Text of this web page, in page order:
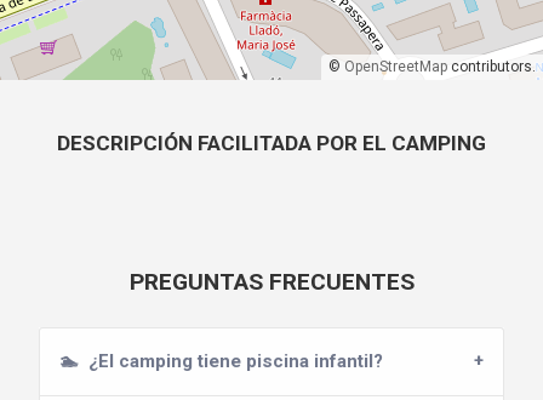
© OpenStreetMap contributors.
DESCRIPCIÓN FACILITADA POR EL CAMPING
PREGUNTAS FRECUENTES
🏊 ¿El camping tiene piscina infantil?